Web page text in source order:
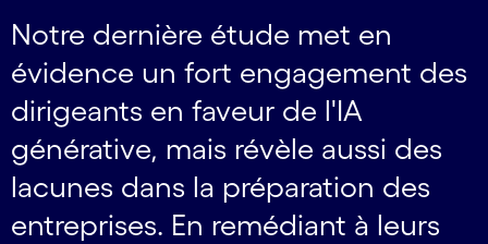
Notre dernière étude met en
évidence un fort engagement des
dirigeants en faveur de l'IA
générative, mais révèle aussi des
lacunes dans la préparation des
entreprises. En remédiant à leurs